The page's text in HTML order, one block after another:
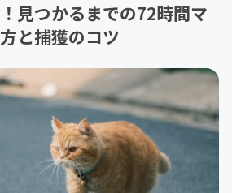
見つかるまでの72時間マ
と捕獲のコツ